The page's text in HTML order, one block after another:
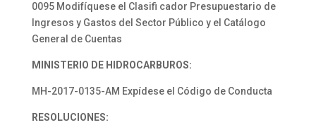
0095 Modifíquese el Clasifi cador Presupuestario de
Ingresos y Gastos del Sector Público y el Catálogo
General de Cuentas
MINISTERIO DE HIDROCARBUROS:
MH-2017-0135-AM Expídese el Código de Conducta
RESOLUCIONES: